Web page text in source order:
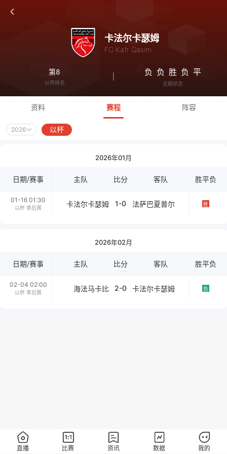
卡法尔卡瑟姆
FC Kafr Qasim
第8
以甲排名
负 负 胜 负 平
近期状态
资料 赛程 阵容
2026 以杯
2026年01月
日期/赛事 主队 比分 客队 胜平负
01-16 01:30
以杯 季后赛 卡法尔卡瑟姆 1-0 法萨巴夏普尔 胜
2026年02月
日期/赛事 主队 比分 客队 胜平负
02-04 02:00
以杯 季后赛 海法马卡比 2-0 卡法尔卡瑟姆 负
直播 比赛 资讯 数据 我的